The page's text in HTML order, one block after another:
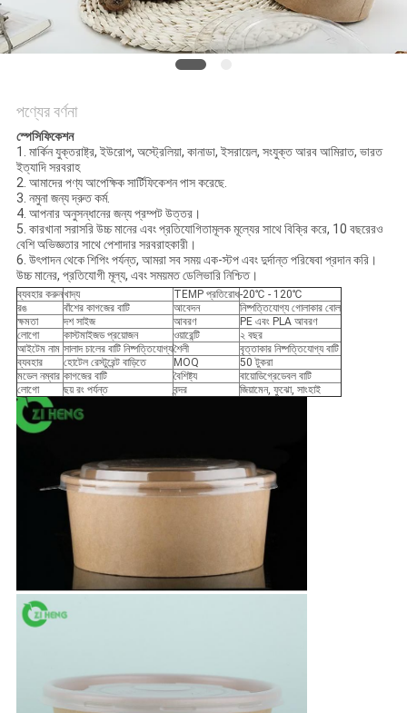
পণ্যের বর্ণনা
স্পেসিফিকেশন
1. মার্কিন যুক্তরাষ্ট্র, ইউরোপ, অস্ট্রেলিয়া, কানাডা, ইসরায়েল, সংযুক্ত আরব আমিরাত, ভারত
ইত্যাদি সরবরাহ
2. আমাদের পণ্য আপেক্ষিক সার্টিফিকেশন পাস করেছে.
3. নমুনা জন্য দ্রুত কর্ম.
4. আপনার অনুসন্ধানের জন্য প্রম্পট উত্তর।
5. কারখানা সরাসরি উচ্চ মানের এবং প্রতিযোগিতামূলক মূল্যের সাথে বিক্রি করে, 10 বছরেরও
বেশি অভিজ্ঞতার সাথে পেশাদার সরবরাহকারী।
6. উৎপাদন থেকে শিপিং পর্যন্ত, আমরা সব সময় এক-স্টপ এবং দুর্দান্ত পরিষেবা প্রদান করি।
উচ্চ মানের, প্রতিযোগী মূল্য, এবং সময়মত ডেলিভারি নিশ্চিত।
ব্যবহার করুনখাদ্য TEMP প্রতিরোধ-20℃ - 120℃
রঙ
বাঁশের কাগজের বাটি আবেদন
নিষ্পত্তিযোগ্য গোলাকার বোল
ক্ষমতা
দশ সাইজ আবরণ
PE এবং PLA আবরণ
লোগো
কাস্টমাইজড প্রয়োজন ওয়ারেন্টি
২ বছর
আইটেম নাম সালাদ চালের বাটি নিষ্পত্তিযোগ্যশৈলী
বৃত্তাকার নিষ্পত্তিযোগ্য বাটি
ব্যবহার
হোটেল রেস্টুরেন্ট বাড়িতে MOQ
50 টুকরা
মডেল নম্বার কাগজের বাটি বৈশিষ্ট্য
বায়োডিগ্রেডেবল বাটি
লোগো
ছয় রং পর্যন্ত বন্দর জিয়ামেন, ফুঝো, সাংহাই